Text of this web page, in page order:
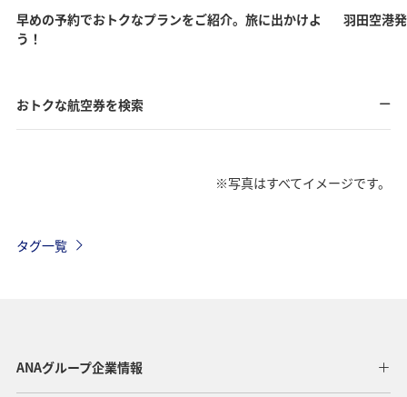
早めの予約でおトクなプランをご紹介。旅に出かけよ
う！
羽田空港
おトクな航空券を検索
※写真はすべてイメージです。
タグ一覧
ANAグループ企業情報